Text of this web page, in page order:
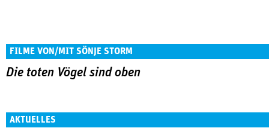
FILME VON/MIT SÖNJE STORM
Die toten Vögel sind oben
AKTUELLES